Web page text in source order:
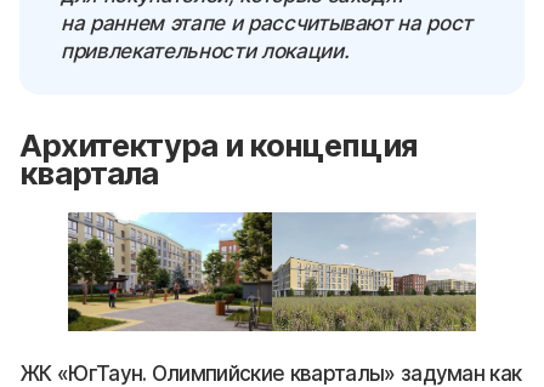
на раннем этапе и рассчитывают на рост
привлекательности локации.
Архитектура и концепция
квартала
ЖК «ЮгТаун. Олимпийские кварталы» задуман как